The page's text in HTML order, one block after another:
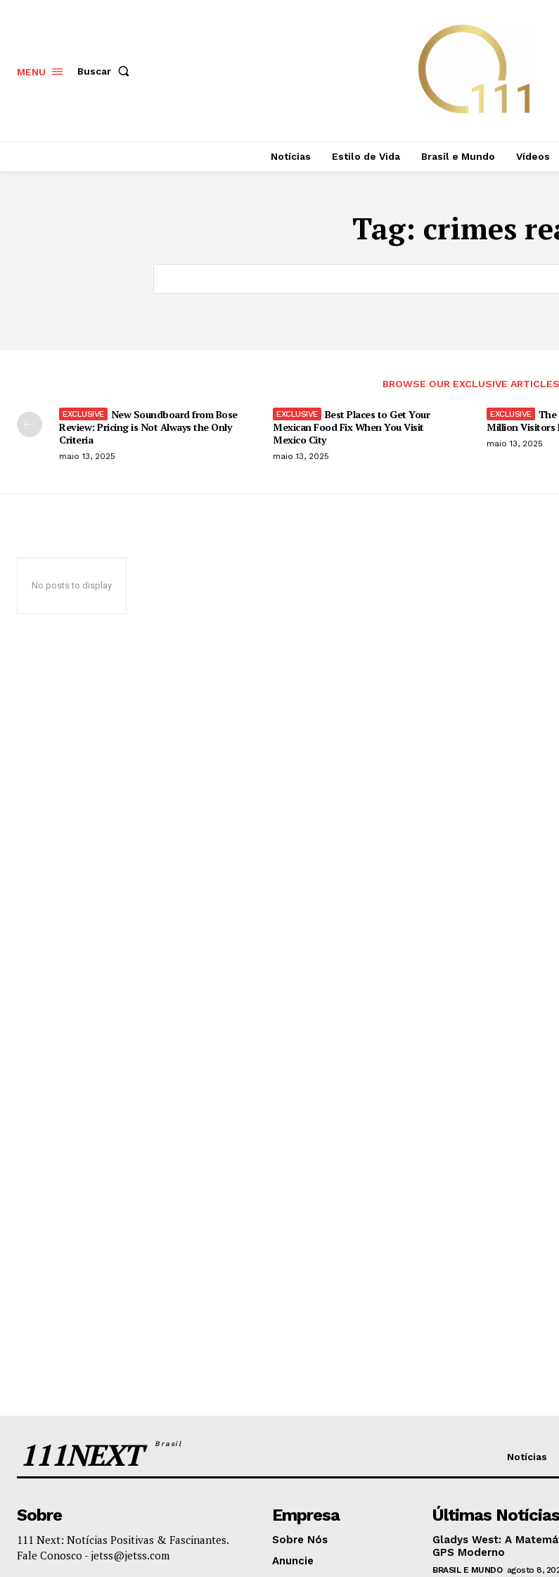
MENU Buscar
Notícias Estilo de Vida Brasil e Mundo Vídeos
Tag: crimes
BROWSE OUR EXCLUSIVE
New Soundboard from Bose
Review: Pricing is Not Always the Only
Criteria
maio 13, 2025
Best Places to Get Your
Mexican Food Fix When You Visit
Mexico City
maio 13, 2025
The
Million Visitors
maio 13, 2025
No posts to display
111NEXTBrasil
Notícias
Sobre
111 Next: Notícias Positivas & Fascinantes.
Fale Conosco - jetss@jetss.com
Empresa
Sobre Nós
Anuncie
Últimas Notícias
Gladys West: A
GPS Moderno
BRASIL E MUNDO agosto 8,